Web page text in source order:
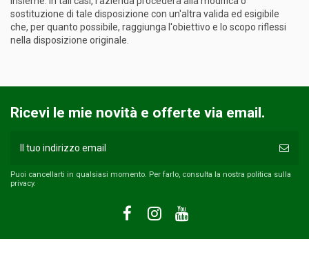
sostituzione di tale disposizione con un'altra valida ed esigibile
che, per quanto possibile, raggiunga l'obiettivo e lo scopo riflessi
nella disposizione originale.
Ricevi le mie novità e offerte via email.
Puoi cancellarti in qualsiasi momento. Per farlo, consulta la nostra politica sulla
privacy.